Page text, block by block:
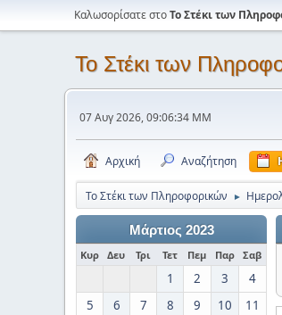
Καλωσορίσατε στοΤο Στέκι των
Το Στέκι των
07 Αυγ 2026, 09:06:34 ΜΜ
Αρχική Αναζήτηση
Το Στέκι των Πληροφορικών ►
Μάρτιος 2023
Κυρ Δευ Τρι Τετ Πεμ Παρ Σαβ
1 2 3
4
5
6 7 8 9 10
11